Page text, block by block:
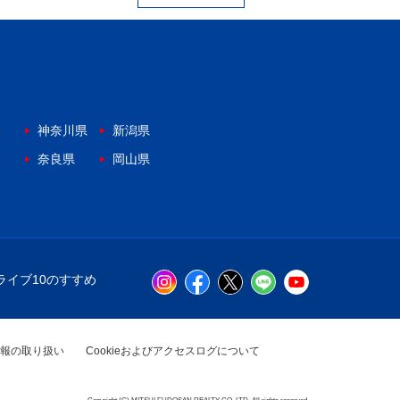
神奈川県
新潟県
奈良県
岡山県
イブ10のすすめ
の取り扱い
Cookieおよびアクセスログについて